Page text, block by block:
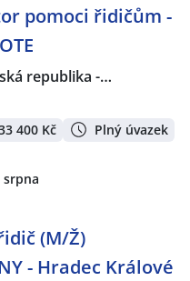
pomoci řidičům -
republika -…
400 Kč Plný úvazek
srpna
(M/Ž)
- Hradec Králové